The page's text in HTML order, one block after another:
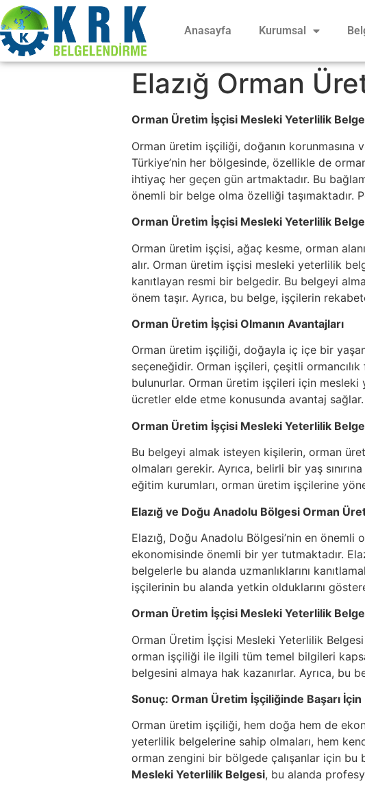
Anasayfa Kurumsal
Elazığ Orman
Orman Üretim İşçisi Mesleki Yeterlilik
Orman üretim işçiliği, doğanın korunmasına
Türkiye’nin her bölgesinde, özellikle de
ihtiyaç her geçen gün artmaktadır. Bu
önemli bir belge olma özelliği taşımaktadır.
Orman Üretim İşçisi Mesleki Yeterlilik
Orman üretim işçisi, ağaç kesme, orman
alır. Orman üretim işçisi mesleki yeterlilik
kanıtlayan resmi bir belgedir. Bu belgeyi
önem taşır. Ayrıca, bu belge, işçilerin
Orman Üretim İşçisi Olmanın Avantajları
Orman üretim işçiliği, doğayla iç içe bir
seçeneğidir. Orman işçileri, çeşitli
bulunurlar. Orman üretim işçileri için mesleki
ücretler elde etme konusunda avantaj sağlar.
Orman Üretim İşçisi Mesleki Yeterlilik
Bu belgeyi almak isteyen kişilerin, orman
olmaları gerekir. Ayrıca, belirli bir yaş
eğitim kurumları, orman üretim işçilerine
Elazığ ve Doğu Anadolu Bölgesi Orman
Elazığ, Doğu Anadolu Bölgesi’nin en
ekonomisinde önemli bir yer tutmaktadır.
belgelerle bu alanda uzmanlıklarını
işçilerinin bu alanda yetkin olduklarını
Orman Üretim İşçisi Mesleki Yeterlilik
Orman Üretim İşçisi Mesleki Yeterlilik
orman işçiliği ile ilgili tüm temel bilgileri
belgesini almaya hak kazanırlar. Ayrıca, bu
Sonuç: Orman Üretim İşçiliğinde Başarı
Orman üretim işçiliği, hem doğa hem de
yeterlilik belgelerine sahip olmaları, hem
orman zengini bir bölgede çalışanlar için bu
Mesleki Yeterlilik Belgesi, bu alanda